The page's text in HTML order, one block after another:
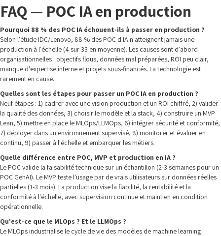
FAQ — POC IA en production
Pourquoi 88 % des POC IA échouent-ils à passer en production ?
Selon l'étude IDC/Lenovo, 88 % des POC d'IA n'atteignent jamais une
production à l'échelle (4 sur 33 en moyenne). Les causes sont d'abord
organisationnelles : objectifs flous, données mal préparées, ROI peu clair,
manque d'expertise interne et projets sous-financés. La technologie est
rarement en cause.
Quelles sont les étapes pour passer un POC IA en production ?
Neuf étapes : 1) cadrer avec une vision production et un ROI chiffré, 2) valider
la qualité des données, 3) choisir le modèle et la stack, 4) construire un MVP
Lean, 5) mettre en place le MLOps/LLMOps, 6) intégrer sécurité et conformité,
7) déployer dans un environnement supervisé, 8) monitorer et évaluer en
continu, 9) passer à l'échelle et embarquer les métiers.
Quelle différence entre POC, MVP et production en IA ?
Le POC valide la faisabilité technique sur un échantillon (2-3 semaines pour un
POC GenAI). Le MVP teste l'usage par de vrais utilisateurs sur données réelles
partielles (1-3 mois). La production vise la fiabilité, la rentabilité et la
conformité à l'échelle, avec supervision continue et maintien en condition
opérationnelle.
Qu'est-ce que le MLOps ? Et le LLMOps ?
Le MLOps industrialise le cycle de vie des modèles de machine learning